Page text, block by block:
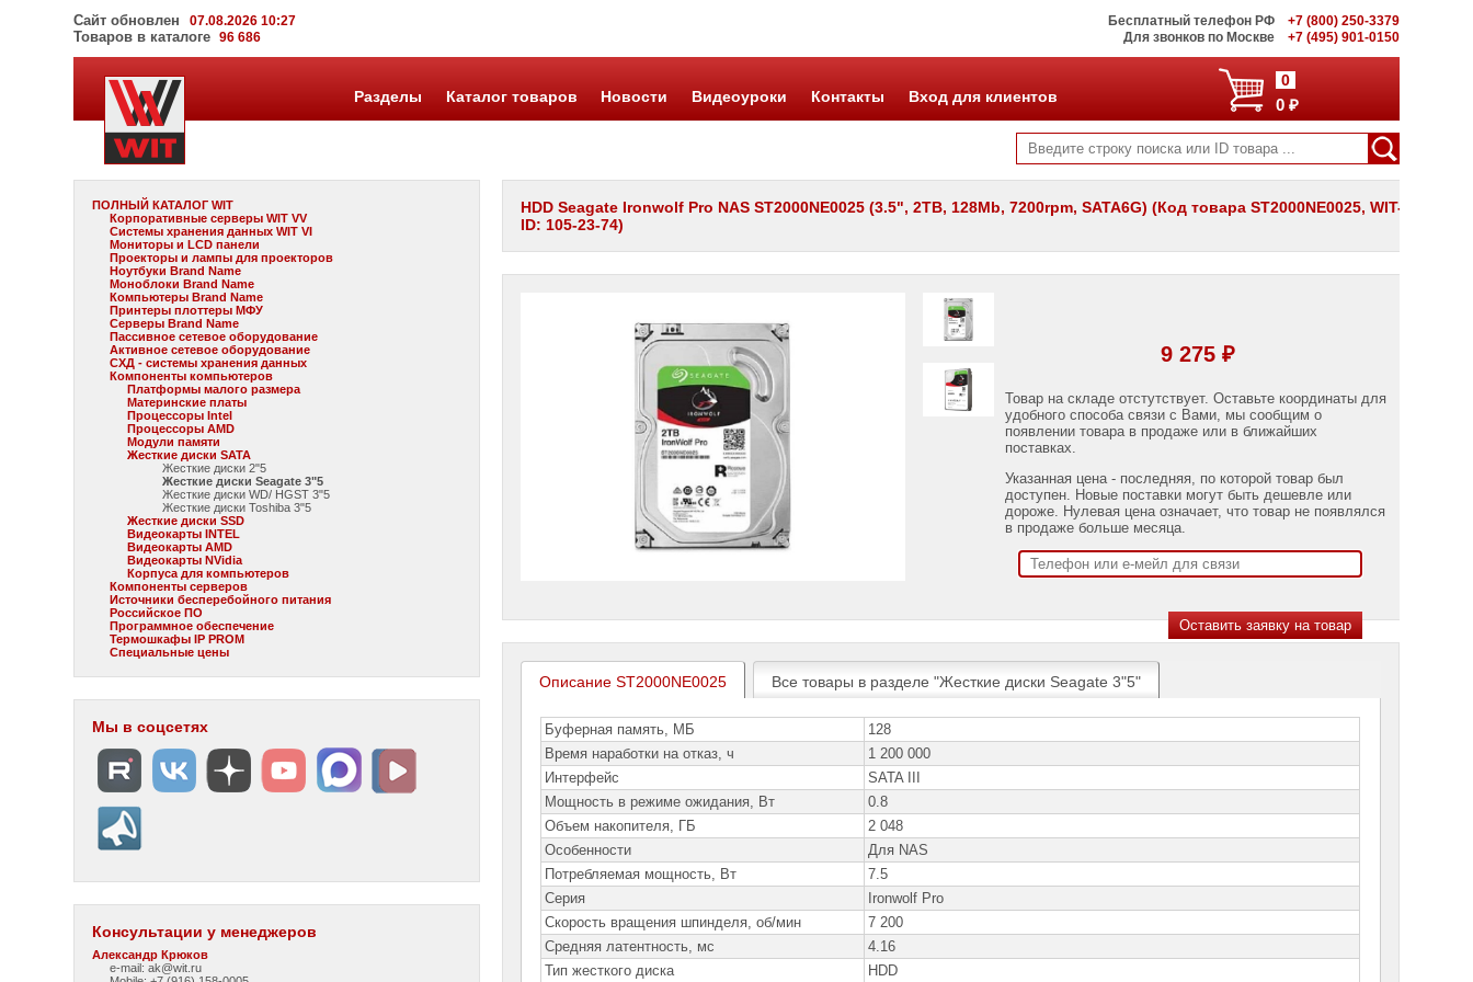
Сайт обновлен 07.08.2026 10:27
Товаров в каталоге96 686
Бесплатный телефон РФ
+7 (800) 250-3379
Для звонков по Москве
+7 (495) 901-0150
0
0 ₽
Разделы Каталог товаров Новости Видеоуроки Контакты Вход для клиентов
ПОЛНЫЙ КАТАЛОГ WIT
Корпоративные серверы WIT VV
Системы хранения данных WIT VI
Мониторы и LCD панели
Проекторы и лампы для проекторов
Ноутбуки Brand Name
Моноблоки Brand Name
Компьютеры Brand Name
Принтеры плоттеры МФУ
Серверы Brand Name
Пассивное сетевое оборудование
Активное сетевое оборудование
СХД - системы хранения данных
Компоненты компьютеров
Платформы малого размера
Материнские платы
Процессоры Intel
Процессоры AMD
Модули памяти
Жесткие диски SATA
Жесткие диски 2"5
Жесткие диски Seagate 3"5
Жесткие диски WD/ HGST 3"5
Жесткие диски Toshiba 3"5
Жесткие диски SSD
Видеокарты INTEL
Видеокарты AMD
Видеокарты NVidia
Корпуса для компьютеров
Компоненты серверов
Источники бесперебойного питания
Российское ПО
Программное обеспечение
Термошкафы IP PROM
Специальные цены
Мы в соцсетях
Консультации у менеджеров
Александр Крюков
e-mail: ak@wit.ru
HDD Seagate Ironwolf Pro NAS ST2000NE0025 (3.5", 2TB, 128Mb, 7200rpm, SATA6G) (Код товара ST2000NE0025, WIT-
ID: 105-23-74)
9 275 ₽
Товар на складе отстутствует. Оставьте координаты для
удобного способа связи с Вами, мы сообщим о
появлении товара в продаже или в ближайших
поставках.
Указанная цена - последняя, по которой товар был
доступен. Новые поставки могут быть дешевле или
дороже. Нулевая цена означает, что товар не появлялся
в продаже больше месяца.
Описание ST2000NE0025 Все товары в разделе "Жесткие диски Seagate 3"5"
Буферная память, МБ
128
Время наработки на отказ, ч
1 200 000
Интерфейс
SATA III
Мощность в режиме ожидания, Вт
0.8
Объем накопителя, ГБ
2 048
Особенности
Для NAS
Потребляемая мощность, Вт
7.5
Серия
Ironwolf Pro
Скорость вращения шпинделя, об/мин
7 200
Средняя латентность, мс
4.16
Тип жесткого диска
HDD